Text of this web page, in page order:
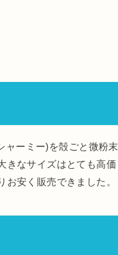
ャーミー)を殻ごと微粉末
きなサイズはとても高価
安く販売できました。